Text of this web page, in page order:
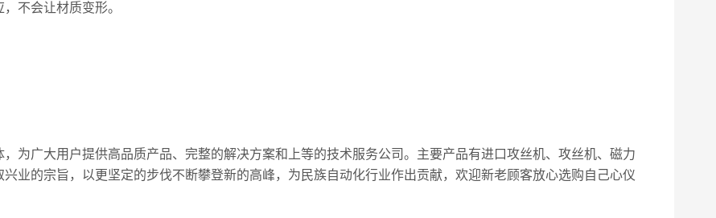
不会让材质变形。
为广大用户提供高品质产品、完整的解决方案和上等的技术服务公司。主要产品有进口攻丝机、 攻丝机、 磁力
业的宗旨，以更坚定的步伐不断攀登新的高峰，为民族自动化行业作出贡献，欢迎新老顾客放心选购自己心仪